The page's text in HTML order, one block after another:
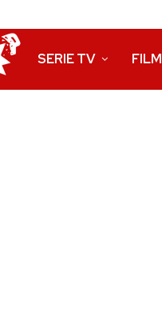
SERIE TV FILM